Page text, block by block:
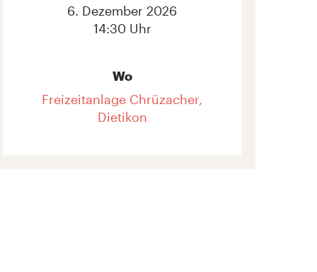
6. Dezember 2026
14:30 Uhr
Wo
Freizeitanlage Chrüzacher,
Dietikon